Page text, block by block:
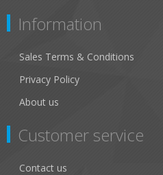
Information
Sales Terms & Conditions
Privacy Policy
About us
Customer service
Contact us